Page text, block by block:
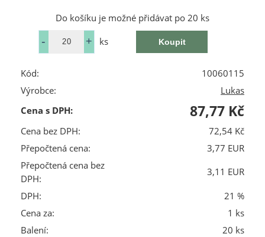
Do košíku je možné přidávat po 20 ks
ks
Kód:
10060115
Výrobce:
Lukas
Cena s DPH:
87,77 Kč
Cena bez DPH:
72,54 Kč
Přepočtená cena:
3,77 EUR
Přepočtená cena bez
DPH:
3,11 EUR
DPH:
21 %
Cena za:
1 ks
Balení:
20 ks